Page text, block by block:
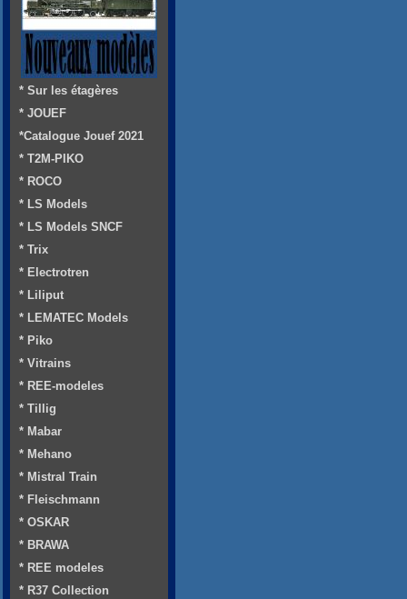
* Sur les étagères
* JOUEF
*Catalogue Jouef 2021
* T2M-PIKO
* ROCO
* LS Models
* LS Models SNCF
* Trix
* Electrotren
* Liliput
* LEMATEC Models
* Piko
* Vitrains
* REE-modeles
* Tillig
* Mabar
* Mehano
* Mistral Train
* Fleischmann
* OSKAR
* BRAWA
* REE modeles
* R37 Collection